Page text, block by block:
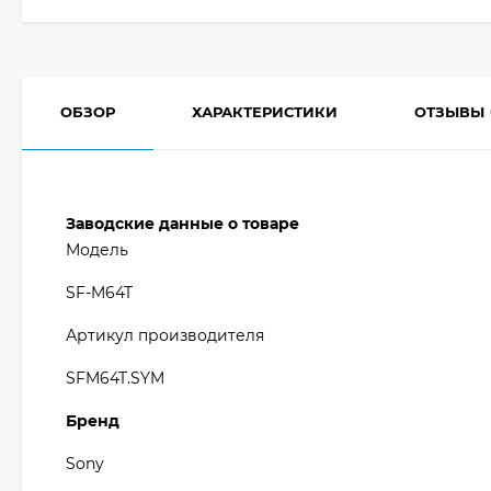
ОБЗОР ХАРАКТЕРИСТИКИ ОТЗЫВЫ
Заводские данные о товаре
Модель
SF-M64T
Артикул производителя
SFM64T.SYM
Бренд
Sony